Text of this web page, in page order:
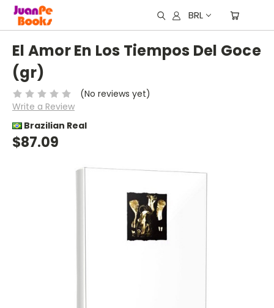
BRL
El Amor En Los Tiempos Del Goce
(gr)
(No reviews yet)
Write a Review
Brazilian Real
$87.09